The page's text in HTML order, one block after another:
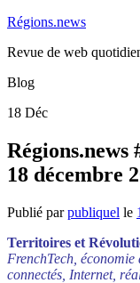
Régions.news
Revue de web
Blog
18 Déc
18 décembre
Publié parpubliquel le
Territoires et
FrenchTech,
connectés, Internet,